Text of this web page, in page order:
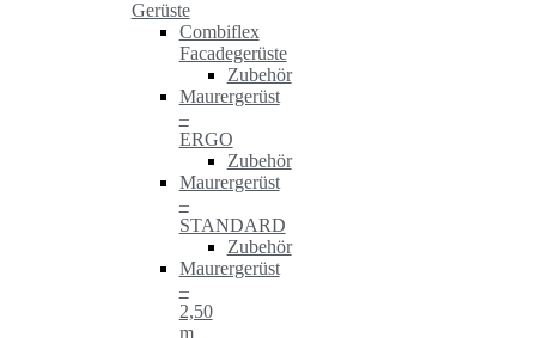
Gerüste
Combiflex
Facadegerüste
Zubehör
Maurergerüst
–
ERGO
Zubehör
Maurergerüst
–
STANDARD
Zubehör
Maurergerüst
–
2,50
m